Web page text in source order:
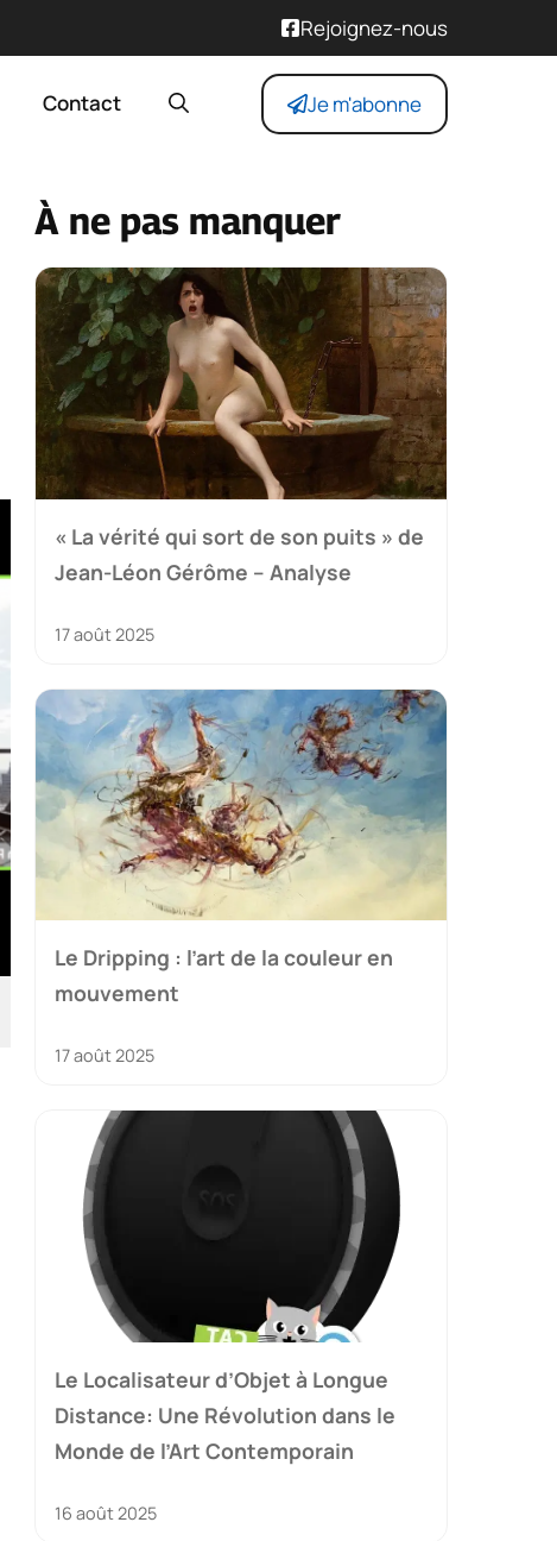
Rejoignez-nous
Contact Je m'abonne
À ne pas manquer
« La vérité qui sort de son puits » de
Jean-Léon Gérôme – Analyse
17 août 2025
Le Dripping : l’art de la couleur en
mouvement
17 août 2025
Le Localisateur d’Objet à Longue
Distance: Une Révolution dans le
Monde de l’Art Contemporain
16 août 2025